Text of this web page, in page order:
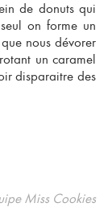
de donuts qui
on forme un
nous dévorer
un caramel
disparaitre des
Miss Cookies